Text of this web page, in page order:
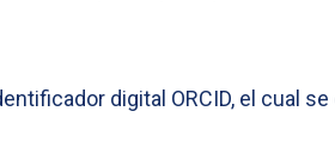
digital ORCID, el cual